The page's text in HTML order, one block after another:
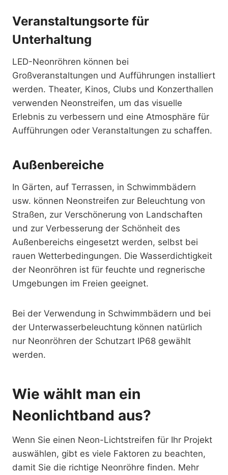
Veranstaltungsorte für
Unterhaltung
LED-Neonröhren können bei
Großveranstaltungen und Aufführungen installiert
werden. Theater, Kinos, Clubs und Konzerthallen
verwenden Neonstreifen, um das visuelle
Erlebnis zu verbessern und eine Atmosphäre für
Aufführungen oder Veranstaltungen zu schaffen.
Außenbereiche
In Gärten, auf Terrassen, in Schwimmbädern
usw. können Neonstreifen zur Beleuchtung von
Straßen, zur Verschönerung von Landschaften
und zur Verbesserung der Schönheit des
Außenbereichs eingesetzt werden, selbst bei
rauen Wetterbedingungen. Die Wasserdichtigkeit
der Neonröhren ist für feuchte und regnerische
Umgebungen im Freien geeignet.
Bei der Verwendung in Schwimmbädern und bei
der Unterwasserbeleuchtung können natürlich
nur Neonröhren der Schutzart IP68 gewählt
werden.
Wie wählt man ein
Neonlichtband aus?
Wenn Sie einen Neon-Lichtstreifen für Ihr Projekt
auswählen, gibt es viele Faktoren zu beachten,
damit Sie die richtige Neonröhre finden. Mehr